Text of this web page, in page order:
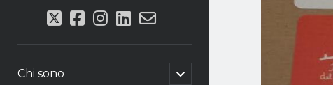
twitter
facebook
instagram
linkedin
email-
Chi sono
apri